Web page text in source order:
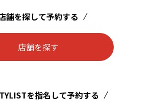
舗を探して予約する
店舗を探す
を指名して予約する